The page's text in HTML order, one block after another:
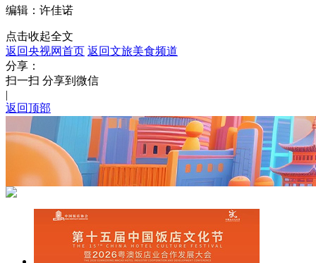
编辑：许佳诺
点击收起全文
返回央视网首页 返回文旅美食频道
分享：
扫一扫 分享到微信
|
返回顶部